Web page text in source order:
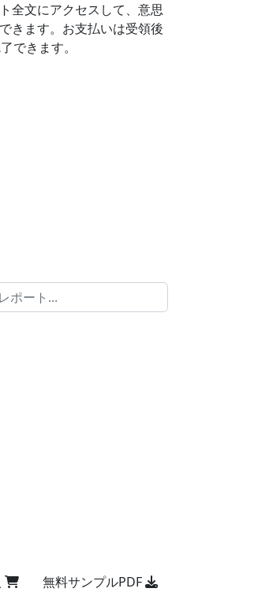
全文にアクセスして、意思
きます。お支払いは受領後
できます。
無料サンプルPDF